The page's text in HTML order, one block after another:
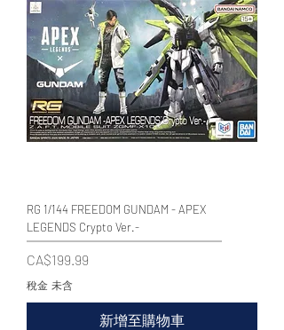
RG 1/144 FREEDOM GUNDAM - APEX
LEGENDS Crypto Ver.-
價格
CA$199.99
稅金 未含
新增至購物車